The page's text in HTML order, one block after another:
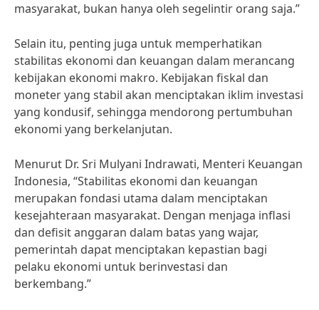
masyarakat, bukan hanya oleh segelintir orang saja.”
Selain itu, penting juga untuk memperhatikan
stabilitas ekonomi dan keuangan dalam merancang
kebijakan ekonomi makro. Kebijakan fiskal dan
moneter yang stabil akan menciptakan iklim investasi
yang kondusif, sehingga mendorong pertumbuhan
ekonomi yang berkelanjutan.
Menurut Dr. Sri Mulyani Indrawati, Menteri Keuangan
Indonesia, “Stabilitas ekonomi dan keuangan
merupakan fondasi utama dalam menciptakan
kesejahteraan masyarakat. Dengan menjaga inflasi
dan defisit anggaran dalam batas yang wajar,
pemerintah dapat menciptakan kepastian bagi
pelaku ekonomi untuk berinvestasi dan
berkembang.”